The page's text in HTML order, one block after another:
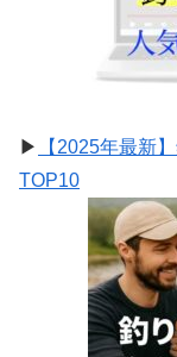
▶
【2025年最新
TOP10